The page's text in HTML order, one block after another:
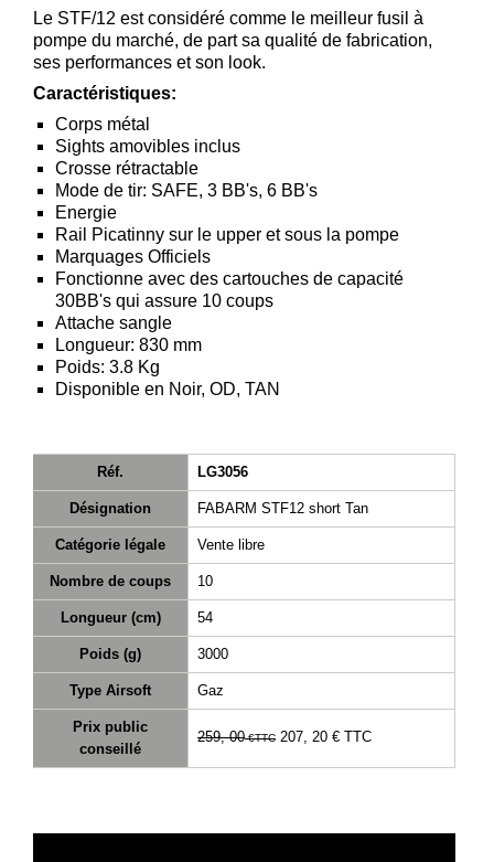
Mes
documents
Factures –
coffre-fort
numérique
Téléchargement
Service
après
vente
C.G.V.
Nous
contacter
newsletters
Le STF/12 est considéré comme le meilleur fusil à
pompe du marché, de part sa qualité de fabrication,
ses performances et son look.
Caractéristiques:
Corps métal
Sights amovibles inclus
Crosse rétractable
Mode de tir: SAFE, 3 BB's, 6 BB's
Energie
Rail Picatinny sur le upper et sous la pompe
Marquages Officiels
Fonctionne avec des cartouches de capacité
30BB's qui assure 10 coups
Attache sangle
Longueur: 830 mm
Poids: 3.8 Kg
Disponible en Noir, OD, TAN
Réf. LG3056
Désignation FABARM STF12 short Tan
Catégorie légale Vente libre
Nombre de coups 10
Longueur (cm) 54
Poids (g) 3000
Type Airsoft Gaz
Prix public
conseillé
259, 00€TTC 207, 20 € TTC